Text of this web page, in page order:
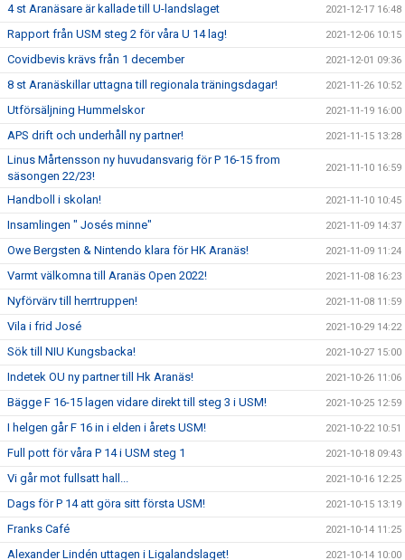
4 st Aranäsare är kallade till U-landslaget 2021-12-17 16:48
Rapport från USM steg 2 för våra U 14 lag! 2021-12-06 10:15
Covidbevis krävs från 1 december 2021-12-01 09:36
8 st Aranäskillar uttagna till regionala träningsdagar! 2021-11-26 10:52
Utförsäljning Hummelskor 2021-11-19 16:00
APS drift och underhåll ny partner! 2021-11-15 13:28
Linus Mårtensson ny huvudansvarig för P 16-15 from
säsongen 22/23!
2021-11-10 16:59
Handboll i skolan! 2021-11-10 10:45
Insamlingen " Josés minne" 2021-11-09 14:37
Owe Bergsten & Nintendo klara för HK Aranäs! 2021-11-09 11:24
Varmt välkomna till Aranäs Open 2022! 2021-11-08 16:23
Nyförvärv till herrtruppen! 2021-11-08 11:59
Vila i frid José 2021-10-29 14:22
Sök till NIU Kungsbacka! 2021-10-27 15:00
Indetek OU ny partner till Hk Aranäs! 2021-10-26 11:06
Bägge F 16-15 lagen vidare direkt till steg 3 i USM! 2021-10-25 12:59
I helgen går F 16 in i elden i årets USM! 2021-10-22 10:51
Full pott för våra P 14 i USM steg 1 2021-10-18 09:43
Vi går mot fullsatt hall... 2021-10-16 12:25
Dags för P 14 att göra sitt första USM! 2021-10-15 13:19
Franks Café 2021-10-14 11:25
Alexander Lindén uttagen i Ligalandslaget! 2021-10-14 10:00